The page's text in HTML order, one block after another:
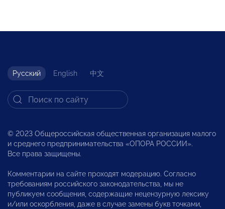
Русский English 中文
© 2023 Общероссийская общественная организация малого
и среднего предпринимательства «ОПОРА РОССИИ».
Все права защищены.
Комментарии на сайте проходят модерацию. Согласно
требованиям российского законодательства, мы не
публикуем сообщения, содержащие нецензурную лексику
и/или оскорбления, даже в случае замены букв точками,